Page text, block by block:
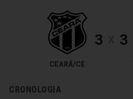
CEARÁ/CE
3 3
CRONOLOGIA